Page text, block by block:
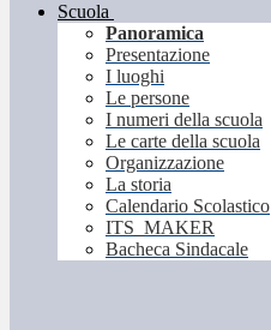
Scuola
Panoramica
Presentazione
I luoghi
Le persone
I numeri della scuola
Le carte della scuola
Organizzazione
La storia
Calendario Scolastico
ITS_MAKER
Bacheca Sindacale